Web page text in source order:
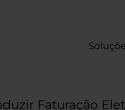
Faturação